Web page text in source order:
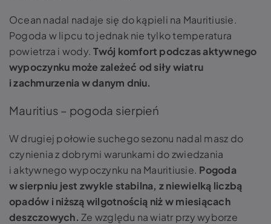
Ocean nadal nadaje się do kąpieli na Mauritiusie.
Pogoda w lipcu to jednak nie tylko temperatura
powietrza i wody.Twój komfort podczas aktywnego
wypoczynku może zależeć od siły wiatru
i zachmurzenia w danym dniu.
Mauritius – pogoda sierpień
W drugiej połowie suchego sezonu nadal masz do
czynienia z dobrymi warunkami do zwiedzania
i aktywnego wypoczynku na Mauritiusie. Pogoda
w sierpniu jest zwykle stabilna, z niewielką liczbą
opadów i niższą wilgotnością niż w miesiącach
deszczowych. Ze względu na wiatr przy wyborze